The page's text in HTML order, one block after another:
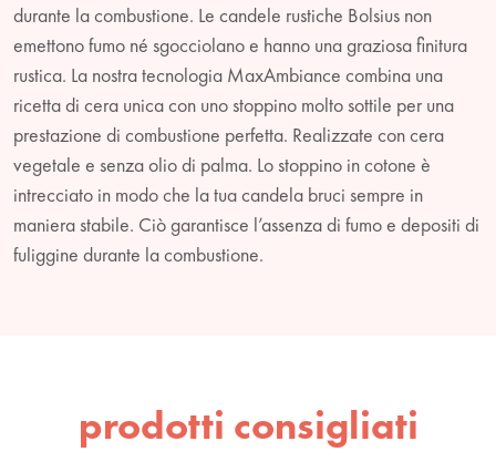
durante la combustione. Le candele rustiche Bolsius non
emettono fumo né sgocciolano e hanno una graziosa finitura
rustica. La nostra tecnologia MaxAmbiance combina una
ricetta di cera unica con uno stoppino molto sottile per una
prestazione di combustione perfetta. Realizzate con cera
vegetale e senza olio di palma. Lo stoppino in cotone è
intrecciato in modo che la tua candela bruci sempre in
maniera stabile. Ciò garantisce l’assenza di fumo e depositi di
fuliggine durante la combustione.
prodotti consigliati